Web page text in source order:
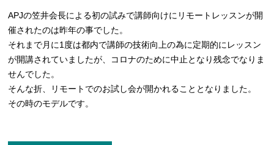
APJの笠井会長による初の試みで講師向けにリモートレッスンが開
催されたのは昨年の事でした。
それまで月に1度は都内で講師の技術向上の為に定期的にレッスン
が開講されていましたが、コロナのために中止となり残念でなりま
せんでした。
そんな折、リモートでのお試し会が開かれることとなりました。
その時のモデルです。